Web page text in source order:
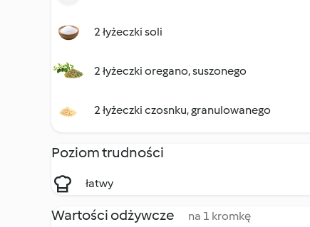
2 łyżeczki soli
2 łyżeczki oregano, suszonego
2 łyżeczki czosnku, granulowanego
Poziom trudności
łatwy
Wartości odżywcze na 1 kromkę